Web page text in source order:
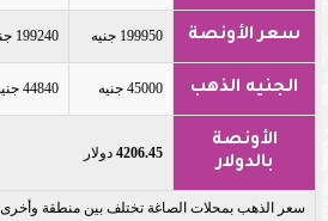
سعر الأونصة 199950 جنيه 199240 جنيه
الجنيه الذهب 45000 جنيه 44840 جنيه
الأونصة
بالدولار
4206.45 دولار
سعر الذهب بمحلات الصاغة تختلف بين منطقة وأخرى